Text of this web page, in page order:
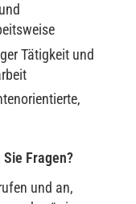
Tätigkeit und
Fragen?
und an,